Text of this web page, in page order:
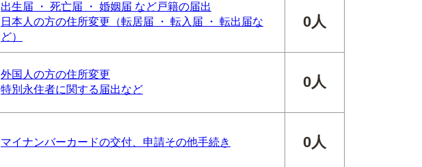
出生届 ・ 死亡届 ・ 婚姻届 など戸籍の届出
日本人の方の住所変更（転居届 ・ 転入届 ・ 転出届な
ど）
0人
外国人の方の住所変更
特別永住者に関する届出など
0人
マイナンバーカードの交付、申請その他手続き 0人